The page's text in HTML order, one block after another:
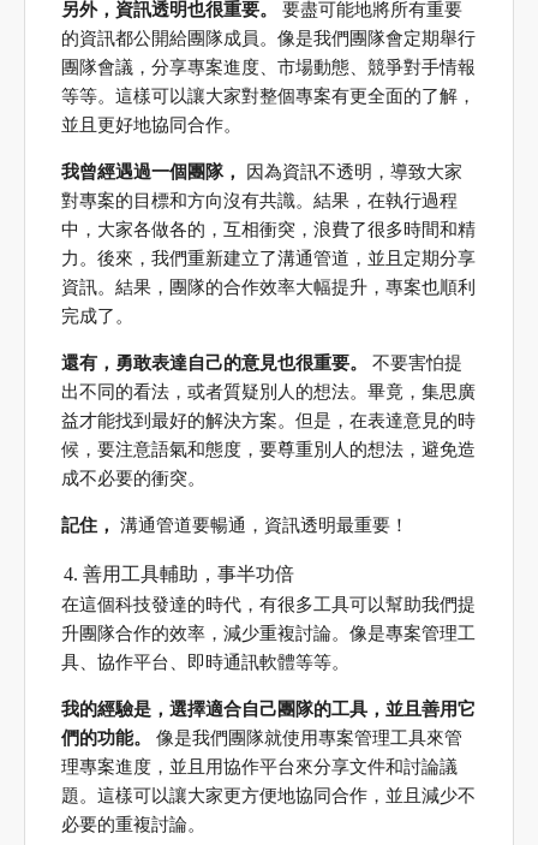
另外，資訊透明也很重要。
要盡可能地將所有重要
的資訊都公開給團隊成員。像是我們團隊會定期舉行
團隊會議，分享專案進度、市場動態、競爭對手情報
等等。這樣可以讓大家對整個專案有更全面的了解，
並且更好地協同合作。
我曾經遇過一個團隊，
因為資訊不透明，導致大家
對專案的目標和方向沒有共識。結果，在執行過程
中，大家各做各的，互相衝突，浪費了很多時間和精
力。後來，我們重新建立了溝通管道，並且定期分享
資訊。結果，團隊的合作效率大幅提升，專案也順利
完成了。
還有，勇敢表達自己的意見也很重要。
不要害怕提
出不同的看法，或者質疑別人的想法。畢竟，集思廣
益才能找到最好的解決方案。但是，在表達意見的時
候，要注意語氣和態度，要尊重別人的想法，避免造
成不必要的衝突。
記住， 溝通管道要暢通，資訊透明最重要！
善用工具輔助，事半功倍
在這個科技發達的時代，有很多工具可以幫助我們提
升團隊合作的效率，減少重複討論。像是專案管理工
具、協作平台、即時通訊軟體等等。
我的經驗是，選擇適合自己團隊的工具，並且善用它
們的功能。
像是我們團隊就使用專案管理工具來管
理專案進度，並且用協作平台來分享文件和討論議
題。這樣可以讓大家更方便地協同合作，並且減少不
必要的重複討論。